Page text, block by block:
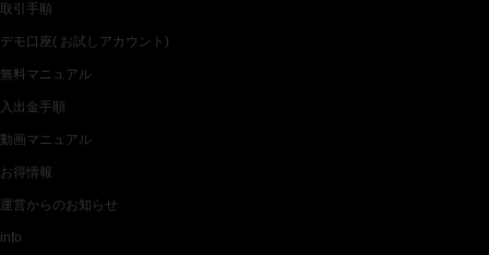
取引手順
デモ口座( お試しアカウント)
無料マニュアル
入出金手順
動画マニュアル
お得情報
運営からのお知らせ
info